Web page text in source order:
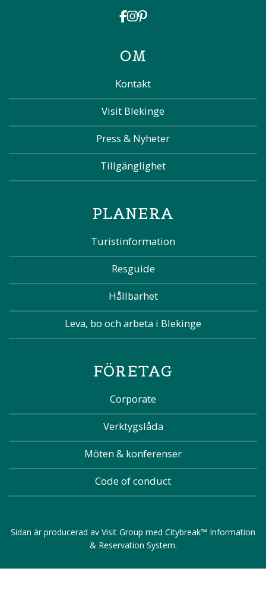
OM
Kontakt
Visit Blekinge
Press & Nyheter
Tillgänglighet
PLANERA
Turistinformation
Resguide
Hållbarhet
Leva, bo och arbeta i Blekinge
FÖRETAG
Corporate
Verktygslåda
Möten & konferenser
Code of conduct
Sidan är producerad av Visit Group med Citybreak™ Information
& Reservation System.